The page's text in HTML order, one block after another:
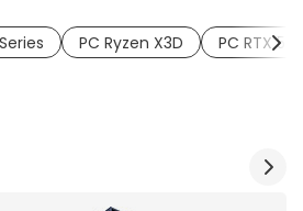
votrePC desktopgrâce à nos
PC Ryzen X3D PC RTX